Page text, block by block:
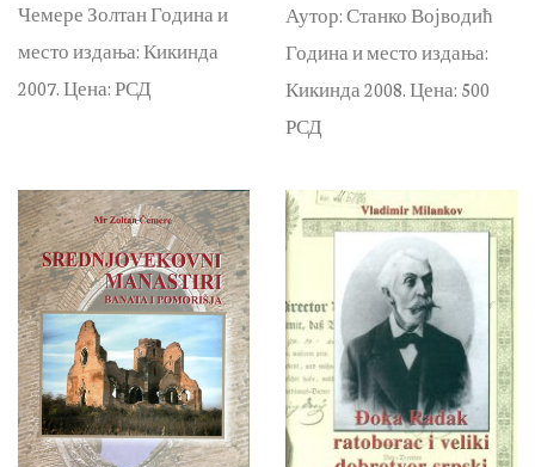
Чемере Золтан Година и
место издања: Кикинда
2007. Цена: РСД
Аутор: Станко Војводић
Година и место издања:
Кикинда 2008. Цена: 500
РСД